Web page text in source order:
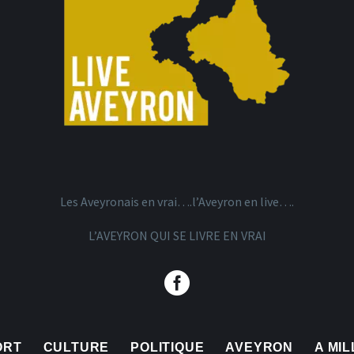
Les Aveyronais en vrai….l’Aveyron en live….
L’AVEYRON QUI SE LIVRE EN VRAI
CULTURE POLITIQUE AVEYRON A